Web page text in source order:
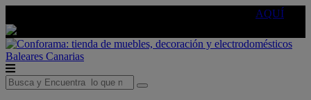
AQUÍ
Baleares Canarias